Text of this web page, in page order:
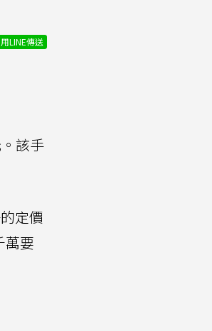
用LINE傳送
該手
定價
萬要